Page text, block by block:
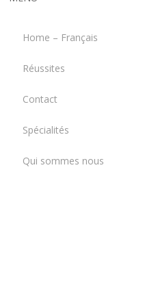
Home – Français
Réussites
Contact
Spécialités
Qui sommes nous